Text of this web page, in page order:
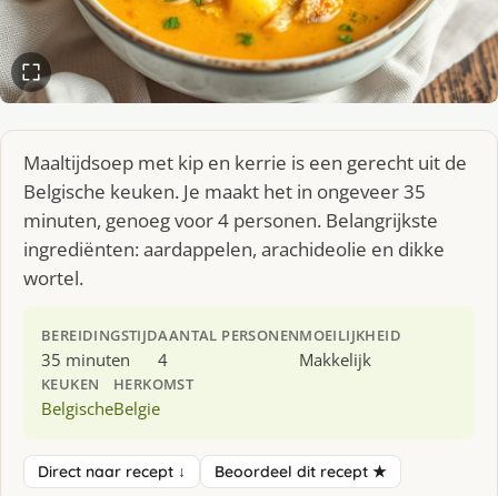
Maaltijdsoep met kip en kerrie is een gerecht uit de
Belgische keuken. Je maakt het in ongeveer 35
minuten, genoeg voor 4 personen. Belangrijkste
ingrediënten: aardappelen, arachideolie en dikke
wortel.
BEREIDINGSTIJD
35 minuten
AANTAL PERSONEN
4
MOEILIJKHEID
Makkelijk
KEUKEN
Belgische
HERKOMST
Belgie
Direct naar recept ↓ Beoordeel dit recept ★